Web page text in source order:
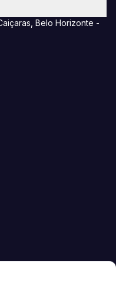
Belo Horizonte -